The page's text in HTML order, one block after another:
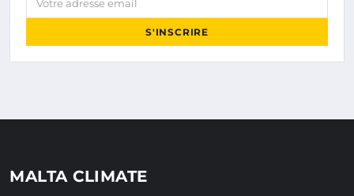
S'INSCRIRE
MALTA CLIMATE